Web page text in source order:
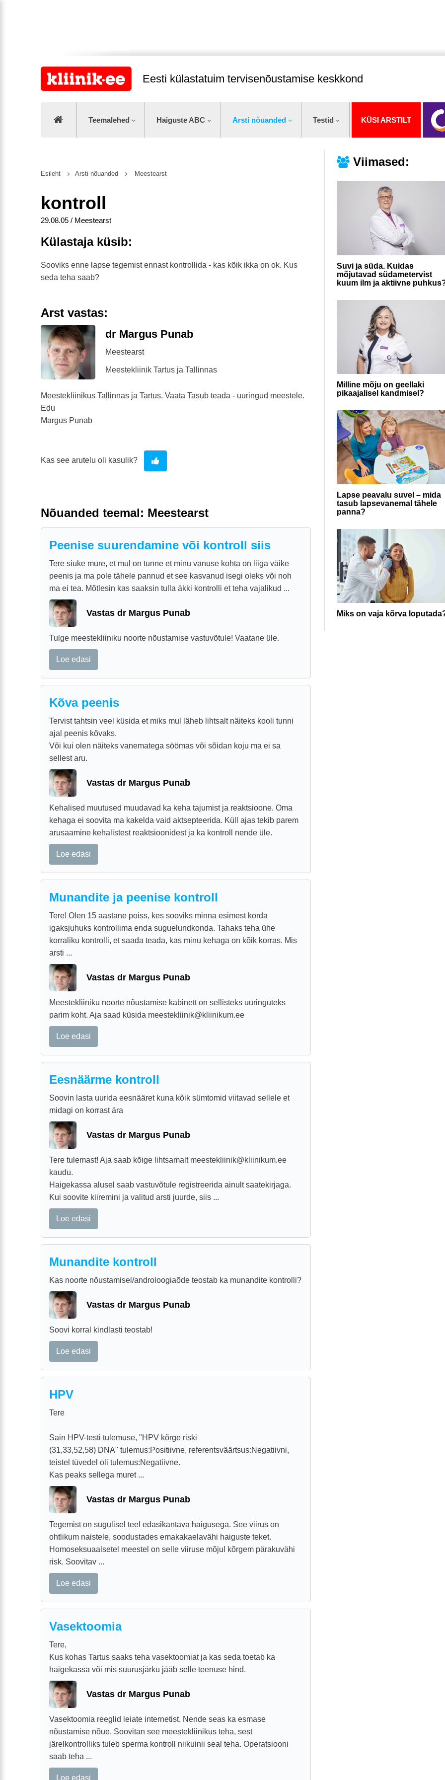
Eesti külastatuim tervisenõustamise keskkond
Teemalehed Haiguste ABC Arsti nõuanded Testid KÜSI ARSTILT
Viimased:
Suvi ja süda. Kuidas
mõjutavad südametervist
kuum ilm ja aktiivne
Milline mõju on geellaki
pikaajalisel kandmisel?
Lapse peavalu suvel – mida
tasub lapsevanemal tähele
panna?
Miks on vaja kõrva
Esileht Arsti nõuanded Meestearst
kontroll
29.08.05 / Meestearst
Külastaja küsib:
Sooviks enne lapse tegemist ennast kontrollida - kas kõik ikka on ok. Kus
seda teha saab?
Arst vastas:
dr Margus Punab
Meestearst
Meestekliinik Tartus ja Tallinnas
Meestekliinikus Tallinnas ja Tartus. Vaata Tasub teada - uuringud meestele.
Edu
Margus Punab
Kas see arutelu oli kasulik?
Nõuanded teemal: Meestearst
Peenise suurendamine või kontroll siis
Tere siuke mure, et mul on tunne et minu vanuse kohta on liiga väike
peenis ja ma pole tähele pannud et see kasvanud isegi oleks või noh
ma ei tea. Mõtlesin kas saaksin tulla äkki kontrolli et teha vajalikud ...
Vastas dr Margus Punab
Tulge meestekliiniku noorte nõustamise vastuvõtule! Vaatane üle.
Loe edasi
Kõva peenis
Tervist tahtsin veel küsida et miks mul läheb lihtsalt näiteks kooli tunni
ajal peenis kõvaks.
Või kui olen näiteks vanematega söömas või sõidan koju ma ei sa
sellest aru.
Vastas dr Margus Punab
Kehalised muutused muudavad ka keha tajumist ja reaktsioone. Oma
kehaga ei soovita ma kakelda vaid aktsepteerida. Küll ajas tekib parem
arusaamine kehalistest reaktsioonidest ja ka kontroll nende üle.
Loe edasi
Munandite ja peenise kontroll
Tere! Olen 15 aastane poiss, kes sooviks minna esimest korda
igaksjuhuks kontrollima enda suguelundkonda. Tahaks teha ühe
korraliku kontrolli, et saada teada, kas minu kehaga on kõik korras. Mis
arsti ...
Vastas dr Margus Punab
Meestekliiniku noorte nõustamise kabinett on sellisteks uuringuteks
parim koht. Aja saad küsida meestekliinik@kliinikum.ee
Loe edasi
Eesnäärme kontroll
Soovin lasta uurida eesnääret kuna kõik sümtomid viitavad sellele et
midagi on korrast ära
Vastas dr Margus Punab
Tere tulemast! Aja saab kõige lihtsamalt meestekliinik@kliinikum.ee
kaudu.
Haigekassa alusel saab vastuvõtule registreerida ainult saatekirjaga.
Kui soovite kiiremini ja valitud arsti juurde, siis ...
Loe edasi
Munandite kontroll
Kas noorte nõustamisel/androloogiaõde teostab ka munandite kontrolli?
Vastas dr Margus Punab
Soovi korral kindlasti teostab!
Loe edasi
HPV
Tere
Sain HPV-testi tulemuse, "HPV kõrge riski
(31,33,52,58) DNA" tulemus:Positiivne, referentsväärtsus:Negatiivni,
teistel tüvedel oli tulemus:Negatiivne.
Kas peaks sellega muret ...
Vastas dr Margus Punab
Tegemist on sugulisel teel edasikantava haigusega. See viirus on
ohtlikum naistele, soodustades emakakaelavähi haiguste teket.
Homoseksuaalsetel meestel on selle viiruse mõjul kõrgem pärakuvähi
risk. Soovitav ...
Loe edasi
Vasektoomia
Tere,
Kus kohas Tartus saaks teha vasektoomiat ja kas seda toetab ka
haigekassa või mis suurusjärku jääb selle teenuse hind.
Vastas dr Margus Punab
Vasektoomia reeglid leiate internetist. Nende seas ka esmase
nõustamise nõue. Soovitan see meestekliinikus teha, sest
järelkontrolliks tuleb sperma kontroll niikuinii seal teha. Operatsiooni
saab teha ...
Loe edasi